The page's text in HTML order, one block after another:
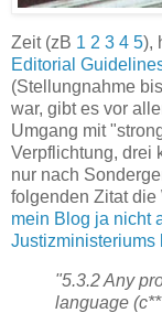
Zeit (zB 1 2 3 4 5),
Editorial
(Stellungnahme
war, gibt es vor
Umgang mit
Verpflichtung, drei
nur nach
folgenden Zitat
mein Blog ja nicht
Justizministeriums
"5.3.2 Any
language